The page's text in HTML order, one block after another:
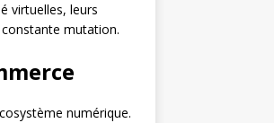
virtuelles, leurs
mutation.
numérique.